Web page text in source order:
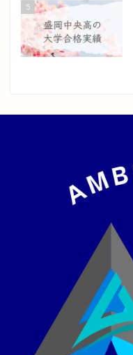
5